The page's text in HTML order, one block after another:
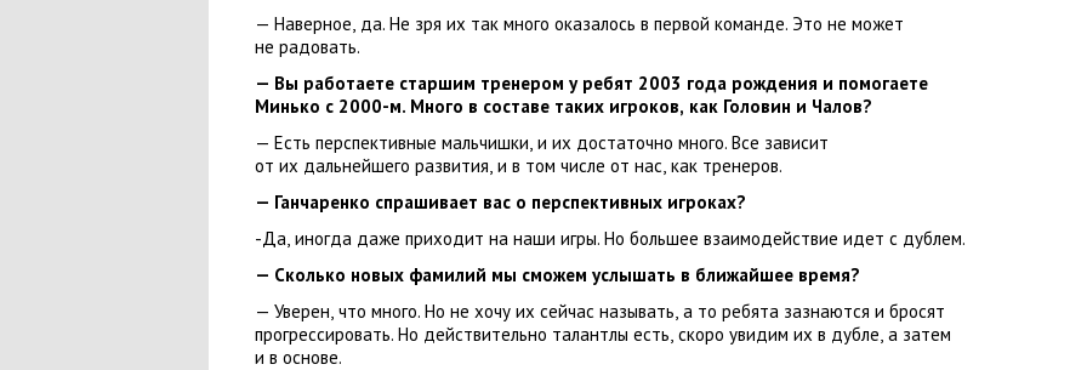
— Наверное, да. Не зря их так много оказалось в первой команде. Это не может
не радовать.
— Вы работаете старшим тренером у ребят 2003 года рождения и помогаете
Минько с 2000-м. Много в составе таких игроков, как Головин и Чалов?
— Есть перспективные мальчишки, и их достаточно много. Все зависит
от их дальнейшего развития, и в том числе от нас, как тренеров.
— Ганчаренко спрашивает вас о перспективных игроках?
-Да, иногда даже приходит на наши игры. Но большее взаимодействие идет с дублем.
— Сколько новых фамилий мы сможем услышать в ближайшее время?
— Уверен, что много. Но не хочу их сейчас называть, а то ребята зазнаются и бросят
прогрессировать. Но действительно талантлы есть, скоро увидим их в дубле, а затем
и в основе.